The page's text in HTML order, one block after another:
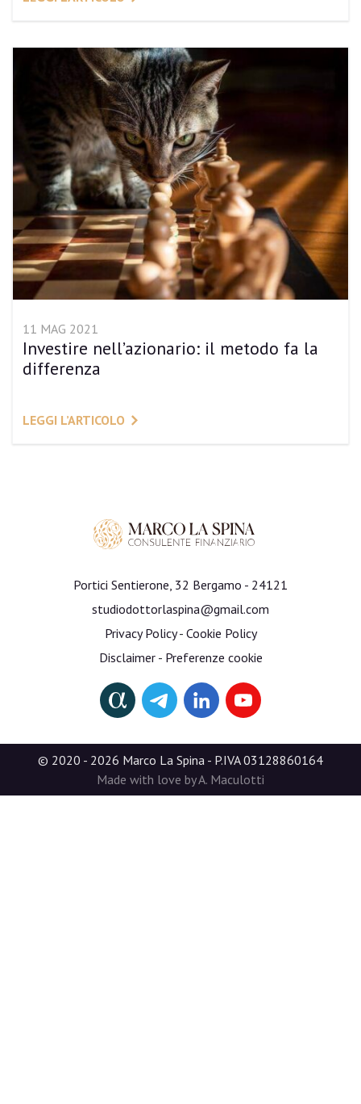
11 MAG 2021
Investire nell’azionario: il metodo fa la
differenza
LEGGI L’ARTICOLO
Portici Sentierone, 32 Bergamo - 24121
studiodottorlaspina@gmail.com
Privacy Policy- Cookie Policy
Disclaimer- Preferenze cookie
© 2020 - 2026 Marco La Spina - P.IVA 03128860164
Made with love by A. Maculotti